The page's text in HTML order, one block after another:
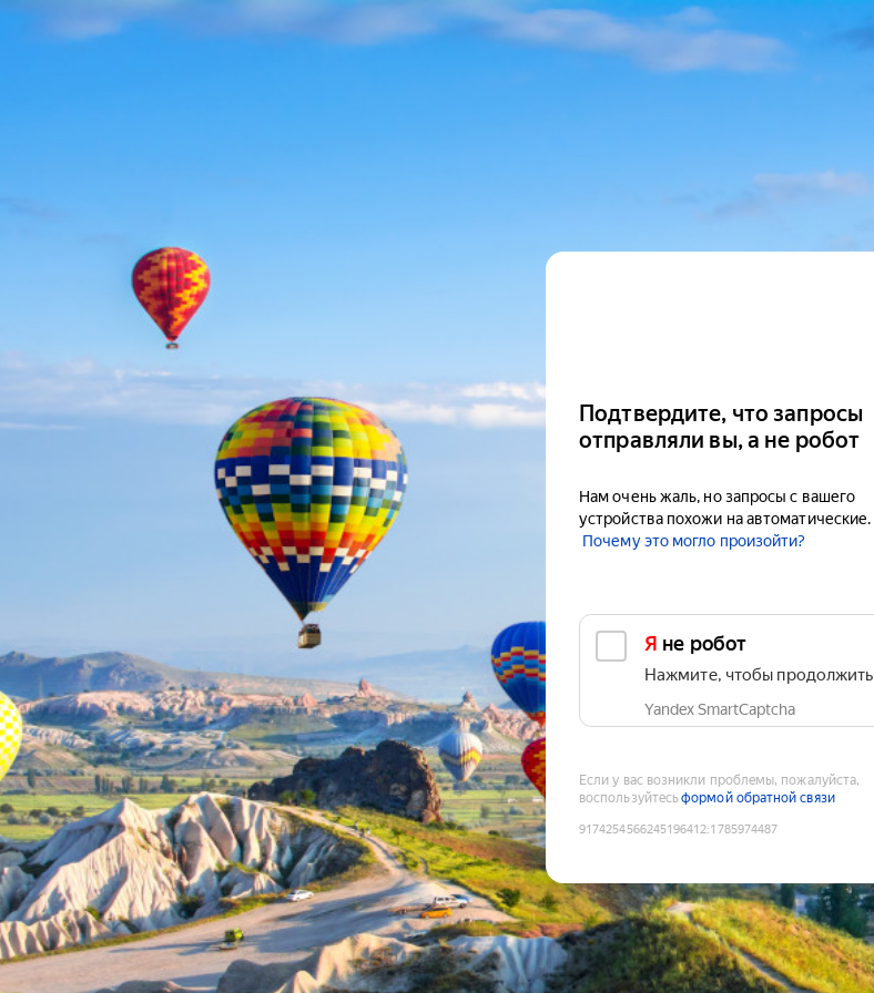
Подтвердите, что запросы
отправляли вы, а не робот
Нам очень жаль, но запросы с вашего
устройства похожи на автоматические.
Почему это могло произойти?
Я не робот
Нажмите, чтобы продолжить
Yandex SmartCaptcha
Если у вас возникли проблемы, пожалуйста,
воспользуйтесьформой обратной связи
9174254566245196412:1785974487